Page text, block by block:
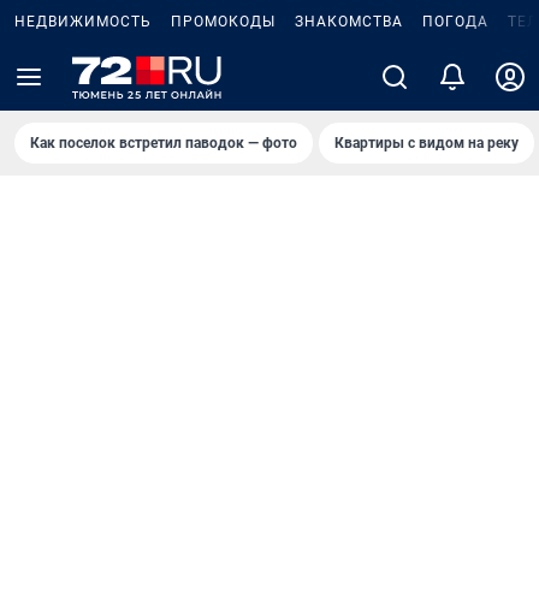
НЕДВИЖИМОСТЬ ПРОМОКОДЫ ЗНАКОМСТВА ПОГОДА
Как поселок встретил паводок — фото Квартиры с видом на реку